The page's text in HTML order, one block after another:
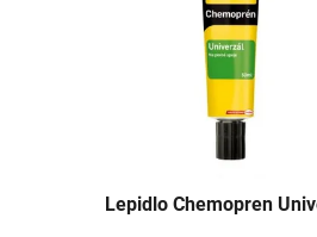
Lepidlo Chemopren